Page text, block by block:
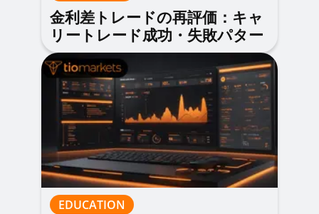
金利差トレードの再評価：キャ
リートレード成功・失敗パター
ンの実例分析
EDUCATION